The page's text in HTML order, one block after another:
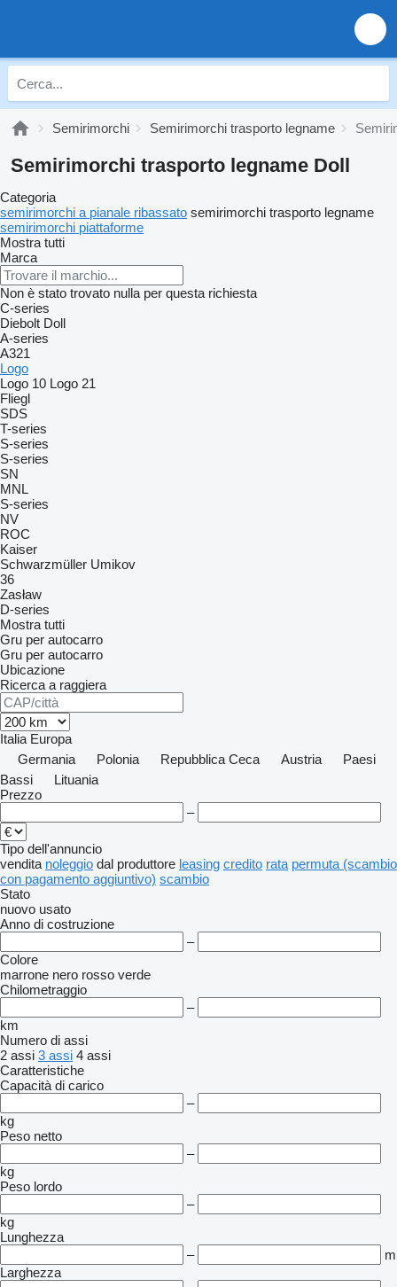
Semirimorchi Semirimorchi trasporto legname
Semirimorchi trasporto legname Doll
Categoria
semirimorchi a pianale ribassato semirimorchi trasporto legname
semirimorchi piattaforme
Mostra tutti
Marca
Non è stato trovato nulla per questa richiesta
C-series
Diebolt Doll
A-series
A321
Logo
Logo 10 Logo 21
Fliegl
SDS
T-series
S-series
S-series
SN
MNL
S-series
NV
ROC
Kaiser
Schwarzmüller Umikov
36
Zasław
D-series
Mostra tutti
Gru per autocarro
Gru per autocarro
Ubicazione
Ricerca a raggiera
Italia Europa
Germania
Polonia Repubblica Ceca Austria
Paesi
Bassi
Lituania
Prezzo
–
Tipo dell'annuncio
vendita noleggio dal produttore leasing credito rata permuta (scambio
con pagamento aggiuntivo) scambio
Stato
nuovo usato
Anno di costruzione
–
Colore
marrone nero rosso verde
Chilometraggio
–
km
Numero di assi
2 assi 3 assi 4 assi
Caratteristiche
Capacità di carico
–
kg
Peso netto
–
kg
Peso lordo
–
kg
Lunghezza
–
m
Larghezza